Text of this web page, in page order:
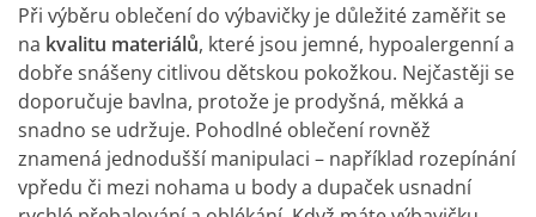
Při výběru oblečení do výbavičky je důležité zaměřit se
na kvalitu materiálů, které jsou jemné, hypoalergenní a
dobře snášeny citlivou dětskou pokožkou. Nejčastěji se
doporučuje bavlna, protože je prodyšná, měkká a
snadno se udržuje. Pohodlné oblečení rovněž
znamená jednodušší manipulaci – například rozepínání
vpředu či mezi nohama u body a dupaček usnadní